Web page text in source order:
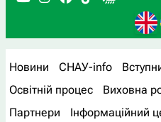
Новини СНАУ-info
Освітній процес
Виховна
Партнери
Інформаційний